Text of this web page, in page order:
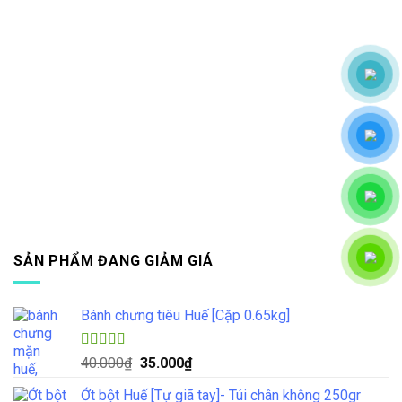
SẢN PHẨM ĐANG GIẢM GIÁ
Bánh chưng tiêu Huế [Cặp 0.65kg]
Được xếp
4.33
5 sao
40.000₫ Giá
35.000₫Giá
Ớt bột Huế [Tự giã tay]- Túi chân không 250gr